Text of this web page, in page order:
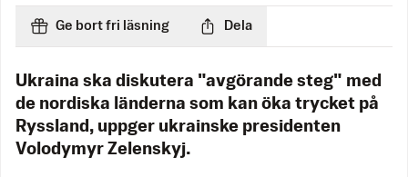
Ge bort fri läsning Dela
Ukraina ska diskutera "avgörande steg" med
de nordiska länderna som kan öka trycket på
Ryssland, uppger ukrainske presidenten
Volodymyr Zelenskyj.